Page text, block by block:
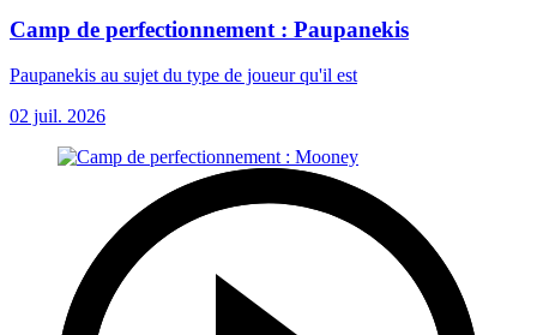
Camp de perfectionnement : Paupanekis
Paupanekis au sujet du type de joueur qu'il est
02 juil. 2026